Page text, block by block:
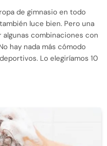
de gimnasio en todo
luce bien. Pero una
combinaciones con
hay nada más cómodo
Lo elegiríamos 10